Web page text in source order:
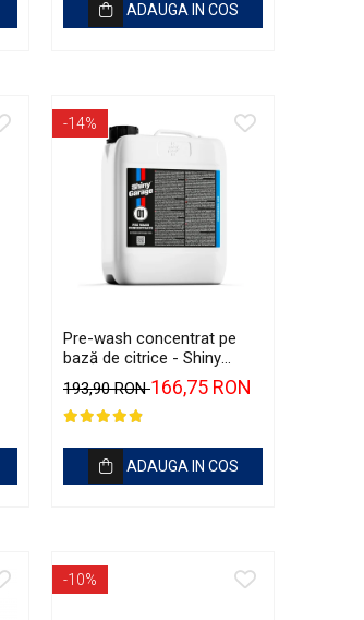
ADAUGA IN COS
-14%
Pre-wash concentrat pe
bază de citrice - Shiny
Garage Citrus Infused TFR
(5L)
193,90 RON166,75 RON
ADAUGA IN COS
-10%